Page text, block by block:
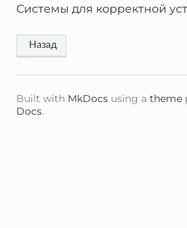
Системы для корректной
Built with MkDocsusing a theme
Docs.